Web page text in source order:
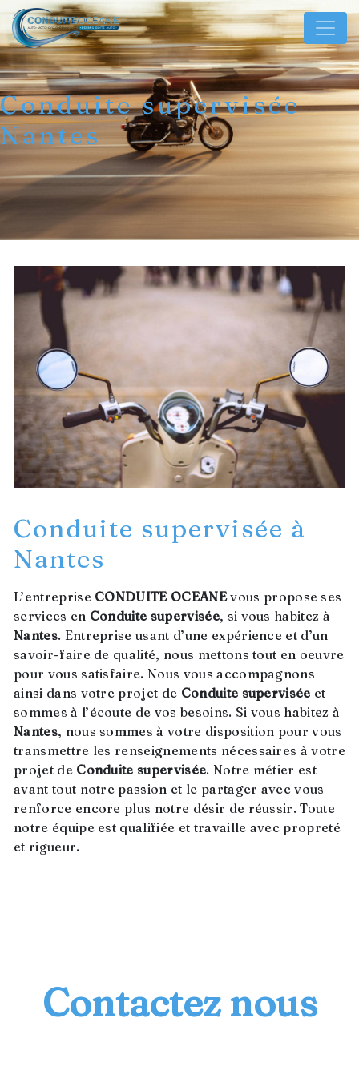
Panneau de gestion des cookies
Conduite supervisée
Nantes
Conduite supervisée à
Nantes
L’entreprise CONDUITE OCEANEvous propose ses
services en Conduite supervisée, si vous habitez à
Nantes. Entreprise usant d’une expérience et d’un
savoir-faire de qualité, nous mettons tout en oeuvre
pour vous satisfaire. Nous vous accompagnons
ainsi dans votre projet de Conduite supervisée et
sommes à l’écoute de vos besoins. Si vous habitez à
Nantes, nous sommes à votre disposition pour vous
transmettre les renseignements nécessaires à votre
projet de Conduite supervisée. Notre métier est
avant tout notre passion et le partager avec vous
renforce encore plus notre désir de réussir. Toute
notre équipe est qualifiée et travaille avec propreté
et rigueur.
Contactez nous